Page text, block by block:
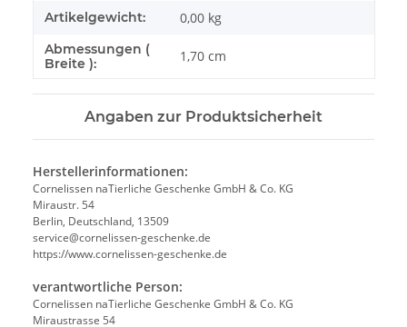
Artikelgewicht: 0,00 kg
Abmessungen (
Breite ):
1,70 cm
Angaben zur Produktsicherheit
Herstellerinformationen:
Cornelissen naTierliche Geschenke GmbH & Co. KG
Miraustr. 54
Berlin, Deutschland, 13509
service@cornelissen-geschenke.de
https://www.cornelissen-geschenke.de
verantwortliche Person:
Cornelissen naTierliche Geschenke GmbH & Co. KG
Miraustrasse 54